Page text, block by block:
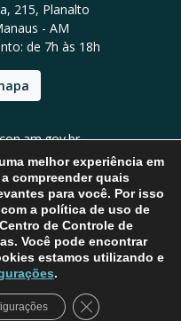
215, Planalto
- AM
de 7h às 18h
/ 3024-0421
melhor experiência em
compreender quais
para você. Por isso
a política de uso de
de Controle de
Você pode encontrar
estamos utilizando e
.
Close GDPR